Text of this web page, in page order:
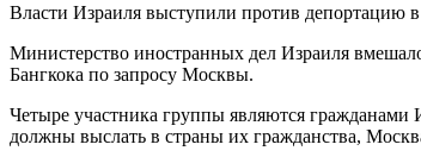
Власти Израиля выступили против депортацию
Министерство иностранных дел Израиля
Бангкока по запросу Москвы.
Четыре участника группы являются
должны выслать в страны их гражданства,